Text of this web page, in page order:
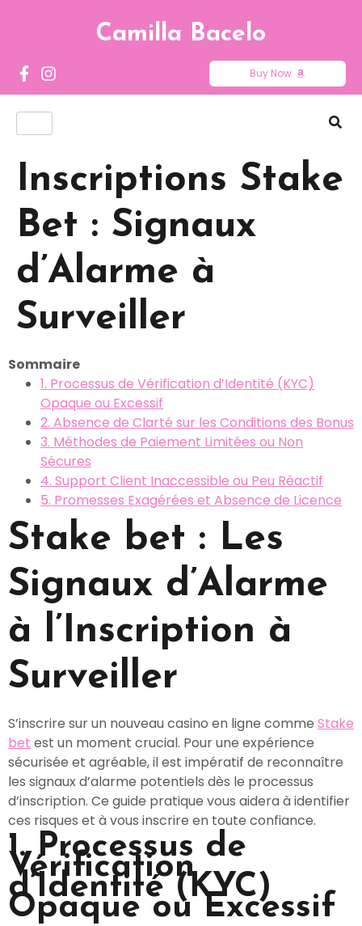
Camilla Bacelo
Buy Now
Inscriptions Stake
Bet : Signaux
d’Alarme à
Surveiller
Sommaire
1. Processus de Vérification d’Identité (KYC)
Opaque ou Excessif
2. Absence de Clarté sur les Conditions des Bonus
3. Méthodes de Paiement Limitées ou Non
Sécures
4. Support Client Inaccessible ou Peu Réactif
5. Promesses Exagérées et Absence de Licence
Stake bet : Les
Signaux d’Alarme
à l’Inscription à
Surveiller
S’inscrire sur un nouveau casino en ligne comme Stake
bet est un moment crucial. Pour une expérience
sécurisée et agréable, il est impératif de reconnaître
les signaux d’alarme potentiels dès le processus
d’inscription. Ce guide pratique vous aidera à identifier
ces risques et à vous inscrire en toute confiance.
1. Processus de
Vérification
d’Identité (KYC)
Opaque ou Excessif